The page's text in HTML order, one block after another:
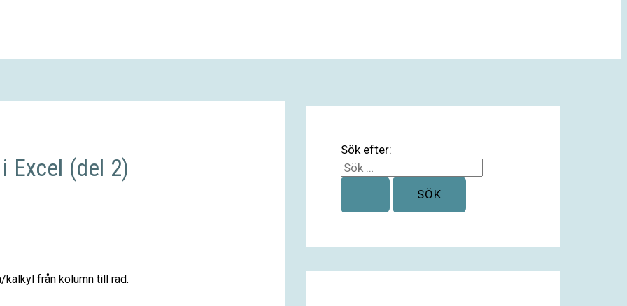
Excel (del 2)
kalkyl från kolumn till rad.
Sök efter: